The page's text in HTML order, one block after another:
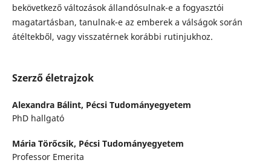
bekövetkező változások állandósulnak-e a fogyasztói
magatartásban, tanulnak-e az emberek a válságok során
átéltekből, vagy visszatérnek korábbi rutinjukhoz.
Szerző életrajzok
Alexandra Bálint, Pécsi Tudományegyetem
PhD hallgató
Mária Törőcsik, Pécsi Tudományegyetem
Professor Emerita